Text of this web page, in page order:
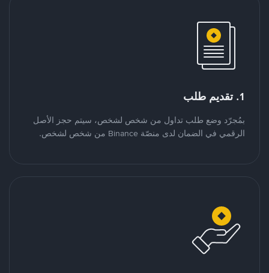
1. تقديم طلب
بمُجرّد وضع طلب تداول من شخص لشخص، سيتم حجز الأصل
الرقمي في الضمان لدى منصّة Binance من شخص لشخص.